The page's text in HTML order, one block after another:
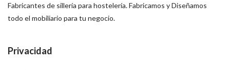
Fabricantes de sillería para hostelería. Fabricamos y Diseñamos
todo el mobiliario para tu negocio.
Privacidad